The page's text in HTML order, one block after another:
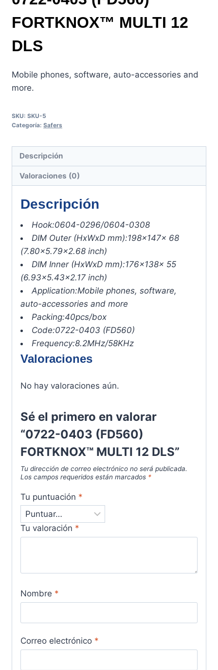
FORTKNOX™ MULTI 12
DLS
Mobile phones, software, auto-accessories and
more.
SKU: SKU-5
Categoría: Safers
Descripción
Valoraciones (0)
Descripción
Hook:0604-0296/0604-0308
DIM Outer (HxWxD mm):198x147x 68
(7.80×5.79×2.68 inch)
DIM Inner (HxWxD mm):176x138x 55
(6.93×5.43×2.17 inch)
Application:Mobile phones, software,
auto-accessories and more
Packing:40pcs/box
Code:0722-0403 (FD560)
Frequency:8.2MHz/58KHz
Valoraciones
No hay valoraciones aún.
Sé el primero en valorar
“0722-0403 (FD560)
FORTKNOX™ MULTI 12 DLS”
Tu dirección de correo electrónico no será publicada.
Los campos requeridos están marcados *
Tu puntuación *
Tu valoración *
Nombre *
Correo electrónico *